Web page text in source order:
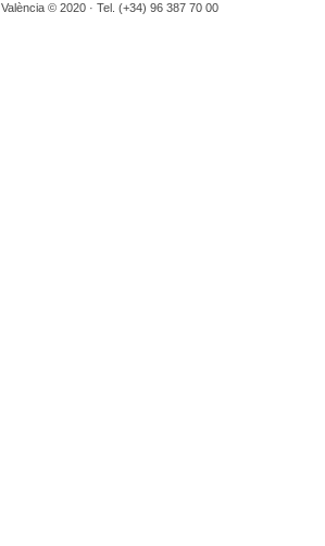
© 2020 · Tel. (+34) 96 387 70 00